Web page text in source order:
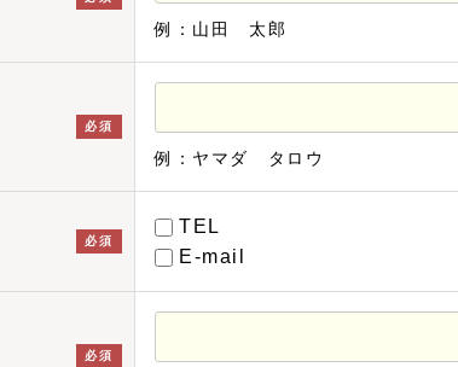
例：山田 太郎
必須
例：ヤマダ タロウ
必須
TEL
E-mail
必須